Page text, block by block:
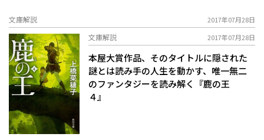
文庫解説 2017年07月28日
文庫解説 2017年07月28日
本屋大賞作品、そのタイトルに隠された
謎とは――読み手の人生を動かす、唯一無二
のファンタジーを読み解く『鹿の王
４』